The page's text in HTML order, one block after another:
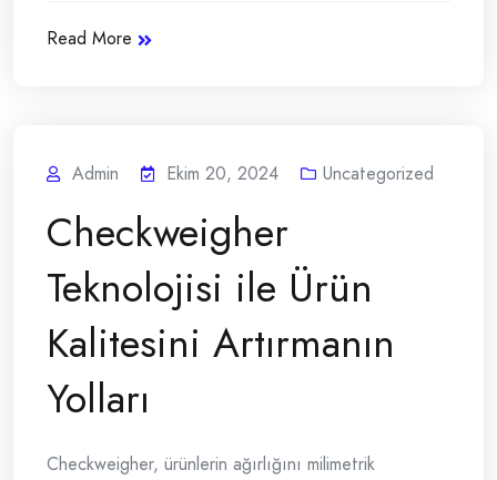
Read More
Admin Ekim 20, 2024 Uncategorized
Checkweigher
Teknolojisi ile Ürün
Kalitesini Artırmanın
Yolları
Checkweigher, ürünlerin ağırlığını milimetrik